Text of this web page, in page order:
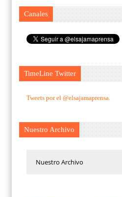
Canales
TimeLine Twitter
Tweets por el @elsajamaprensa.
Nuestro Archivo